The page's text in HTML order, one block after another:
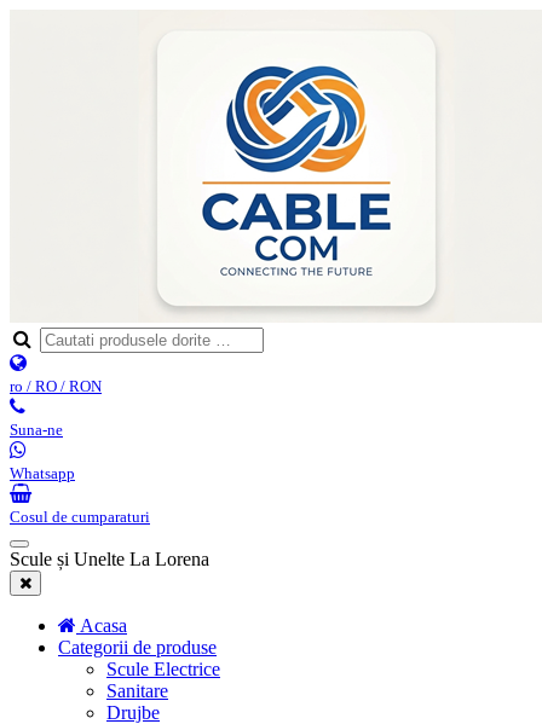
ro / RO / RON
Suna-ne
Whatsapp
Cosul de cumparaturi
Scule și Unelte La Lorena
Acasa
Categorii de produse
Scule Electrice
Sanitare
Drujbe